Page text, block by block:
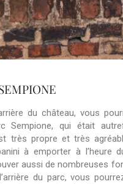
du château, vous
Sempione, qui était
très propre et très
à emporter à l’heure
aussi de nombreuses
du parc, vous